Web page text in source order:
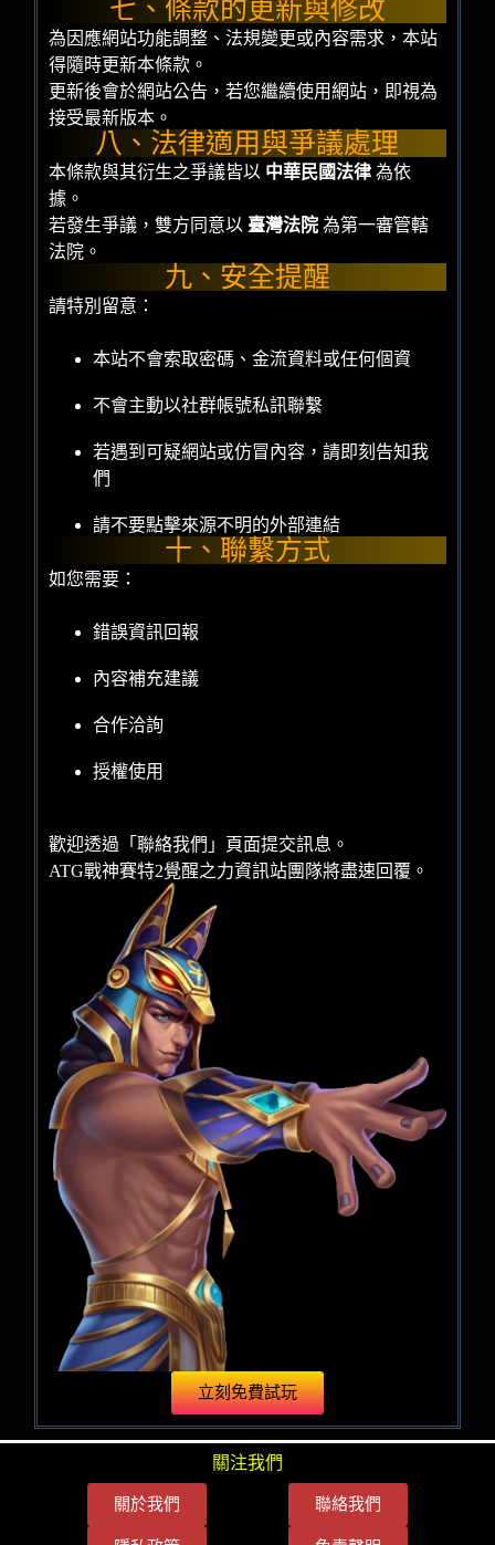
七、條款的更新與修改
為因應網站功能調整、法規變更或內容需求，本站
得隨時更新本條款。
更新後會於網站公告，若您繼續使用網站，即視為
接受最新版本。
八、法律適用與爭議處理
本條款與其衍生之爭議皆以 中華民國法律 為依
據。
若發生爭議，雙方同意以 臺灣法院 為第一審管轄
法院。
九、安全提醒
請特別留意：
本站不會索取密碼、金流資料或任何個資
不會主動以社群帳號私訊聯繫
若遇到可疑網站或仿冒內容，請即刻告知我
們
請不要點擊來源不明的外部連結
十、聯繫方式
如您需要：
錯誤資訊回報
內容補充建議
合作洽詢
授權使用
歡迎透過「聯絡我們」頁面提交訊息。
ATG戰神賽特2覺醒之力資訊站團隊將盡速回覆。
立刻免費試玩
關注我們
關於我們 聯絡我們